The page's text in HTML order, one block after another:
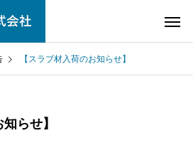
【スラブ材入荷のお知らせ】
らせ】